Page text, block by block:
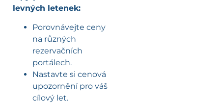
levných letenek:
Porovnávejte ceny
na různých
rezervačních
portálech.
Nastavte si cenová
upozornění pro váš
cílový let.